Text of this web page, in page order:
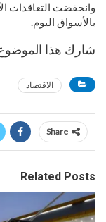
وانخفضت التعاقدات
بالأسواق اليوم.
شارك هذا
الاقتصاد
Share
Related Posts